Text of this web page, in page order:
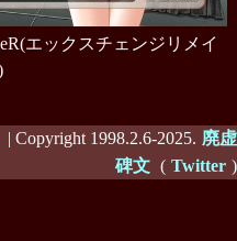
エックスチェンジリメイ
| Copyright 1998.2.6-2025. 廃虚
碑文 ( Twitter )